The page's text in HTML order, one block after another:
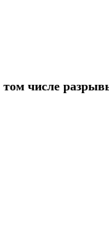
том числе